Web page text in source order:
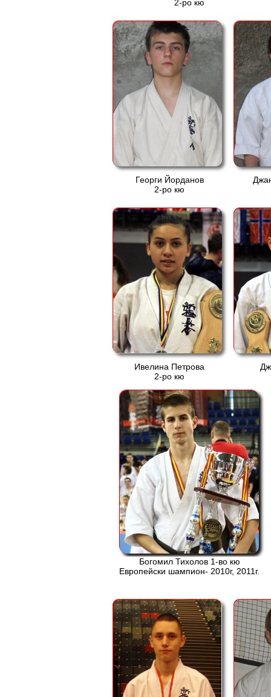
2-ро кю
Георги Йорданов
2-ро кю
Ивелина Петрова
2-ро кю
Богомил Тихолов 1-во кю
Европейски шампион- 2010г, 2011г.